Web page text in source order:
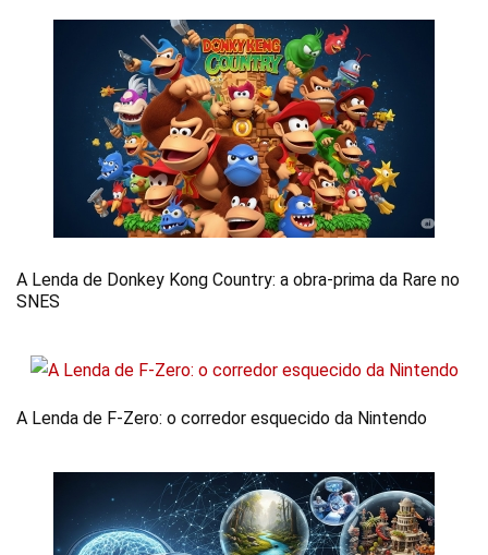
A Lenda de Donkey Kong Country: a obra-prima da Rare no
SNES
A Lenda de F-Zero: o corredor esquecido da Nintendo